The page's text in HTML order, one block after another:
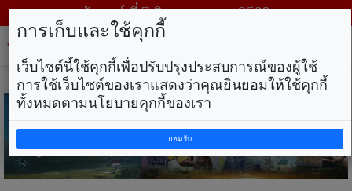
วันศุกร์ ที่ 7 สิงหาคม พ.ศ. 2569
การเก็บและใช้คุกกี้
เว็บไซต์นี้ใช้คุกกี้เพื่อปรับปรุงประสบการณ์ของผู้ใช้
การใช้เว็บไซต์ของเราแสดงว่าคุณยินยอมให้ใช้คุกกี้
ทั้งหมดตามนโยบายคุกกี้ของเรา
ยอมรับ